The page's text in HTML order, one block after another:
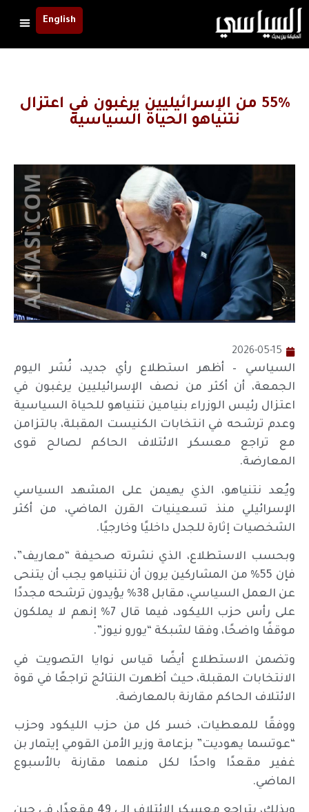
English
55% من الإسرائيليين يرغبون في اعتزال
نتنياهو الحياة السياسية
2026-05-15
السياسي – أظهر استطلاع رأي جديد، نُشر اليوم
الجمعة، أن أكثر من نصف الإسرائيليين يرغبون في
اعتزال رئيس الوزراء بنيامين نتنياهو للحياة السياسية
وعدم ترشحه في انتخابات الكنيست المقبلة، بالتزامن
مع تراجع معسكر الائتلاف الحاكم لصالح قوى
المعارضة.
ويُعد نتنياهو، الذي يهيمن على المشهد السياسي
الإسرائيلي منذ تسعينيات القرن الماضي، من أكثر
الشخصيات إثارة للجدل داخليًا وخارجيًا.
وبحسب الاستطلاع، الذي نشرته صحيفة “معاريف”،
فإن 55% من المشاركين يرون أن نتنياهو يجب أن يتنحى
عن العمل السياسي، مقابل 38% يؤيدون ترشحه مجددًا
على رأس حزب الليكود، فيما قال 7% إنهم لا يملكون
موقفًا واضحًا، وفقا لشبكة “يورو نيوز”.
وتضمن الاستطلاع أيضًا قياس نوايا التصويت في
الانتخابات المقبلة، حيث أظهرت النتائج تراجعًا في قوة
الائتلاف الحاكم مقارنة بالمعارضة.
ووفقًا للمعطيات، خسر كل من حزب الليكود وحزب
“عوتسما يهوديت” بزعامة وزير الأمن القومي إيتمار بن
غفير مقعدًا واحدًا لكل منهما مقارنة بالأسبوع
الماضي.